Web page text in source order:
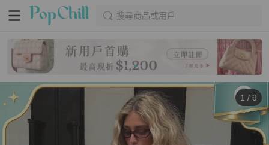
搜尋商品或用戶
1 / 9